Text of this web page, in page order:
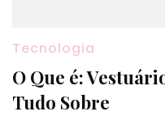
Tecnologia
O Que é:
Tudo Sobre